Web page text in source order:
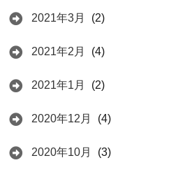
2021年3月 (2)
2021年2月 (4)
2021年1月 (2)
2020年12月 (4)
2020年10月 (3)